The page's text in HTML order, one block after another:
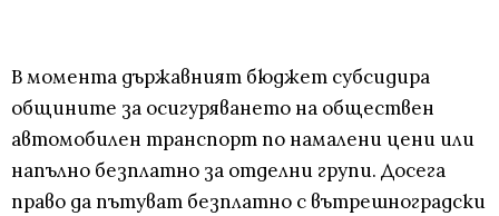
В момента държавният бюджет субсидира
общините за осигуряването на обществен
автомобилен транспорт по намалени цени или
напълно безплатно за отделни групи. Досега
право да пътуват безплатно с вътрешноградски